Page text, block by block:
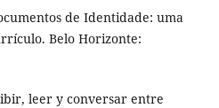
de Identidade: uma
Belo Horizonte:
leer y conversar entre